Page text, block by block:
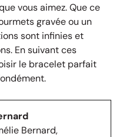
vous aimez. Que ce
gravée ou un
sont infinies et
En suivant ces
le bracelet parfait
Bernard,